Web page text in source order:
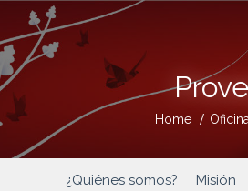
Home/
¿Quiénes somos? Misión